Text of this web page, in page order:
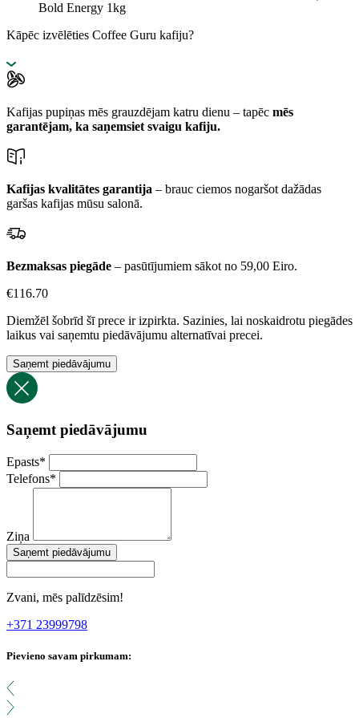
Bold Energy 1kg
Kāpēc izvēlēties Coffee Guru kafiju?
Kafijas pupiņas mēs grauzdējam katru dienu – tapēc mēs
garantējam, ka saņemsiet svaigu kafiju.
Kafijas kvalitātes garantija – brauc ciemos nogaršot dažādas
garšas kafijas mūsu salonā.
Bezmaksas piegāde – pasūtījumiem sākot no 59,00 Eiro.
€116.70
Diemžēl šobrīd šī prece ir izpirkta. Sazinies, lai noskaidrotu piegādes
laikus vai saņemtu piedāvājumu alternatīvai precei.
Saņemt piedāvājumu
Saņemt piedāvājumu
Epasts*
Telefons*
Ziņa
Saņemt piedāvājumu
Zvani, mēs palīdzēsim!
+371 23999798
Pievieno savam pirkumam: